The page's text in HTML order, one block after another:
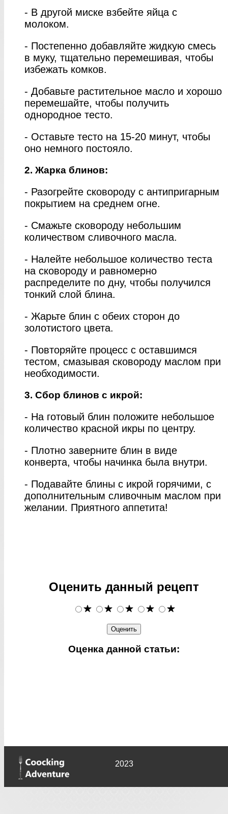
- В другой миске взбейте яйца с
молоком.
- Постепенно добавляйте жидкую смесь
в муку, тщательно перемешивая, чтобы
избежать комков.
- Добавьте растительное масло и хорошо
перемешайте, чтобы получить
однородное тесто.
- Оставьте тесто на 15-20 минут, чтобы
оно немного постояло.
2. Жарка блинов:
- Разогрейте сковороду с антипригарным
покрытием на среднем огне.
- Смажьте сковороду небольшим
количеством сливочного масла.
- Налейте небольшое количество теста
на сковороду и равномерно
распределите по дну, чтобы получился
тонкий слой блина.
- Жарьте блин с обеих сторон до
золотистого цвета.
- Повторяйте процесс с оставшимся
тестом, смазывая сковороду маслом при
необходимости.
3. Сбор блинов с икрой:
- На готовый блин положите небольшое
количество красной икры по центру.
- Плотно заверните блин в виде
конверта, чтобы начинка была внутри.
- Подавайте блины с икрой горячими, с
дополнительным сливочным маслом при
желании. Приятного аппетита!
Оценить данный рецепт
Оценка данной статьи:
2023